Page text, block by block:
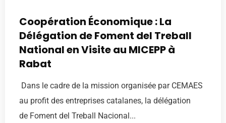
Coopération Économique : La
Délégation de Foment del Treball
National en Visite au MICEPP à
Rabat
Dans le cadre de la mission organisée par CEMAES
au profit des entreprises catalanes, la délégation
de Foment del Treball Nacional...